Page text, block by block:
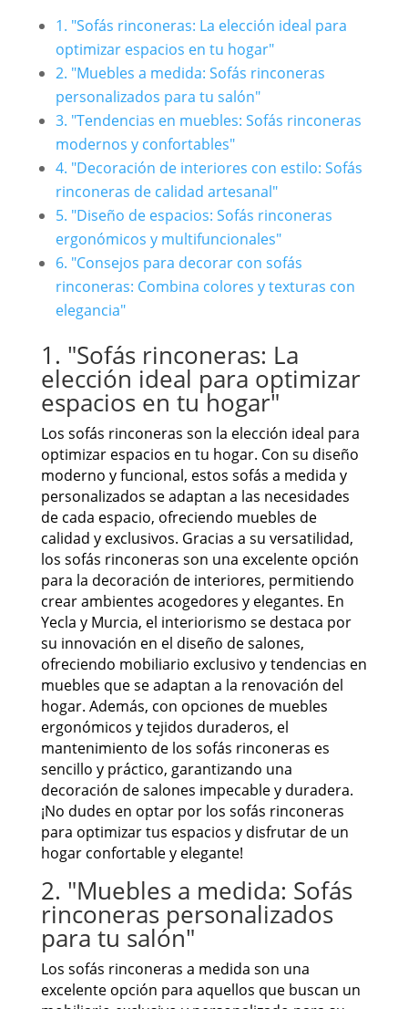
1. "Sofás rinconeras: La elección ideal para
optimizar espacios en tu hogar"
2. "Muebles a medida: Sofás rinconeras
personalizados para tu salón"
3. "Tendencias en muebles: Sofás rinconeras
modernos y confortables"
4. "Decoración de interiores con estilo: Sofás
rinconeras de calidad artesanal"
5. "Diseño de espacios: Sofás rinconeras
ergonómicos y multifuncionales"
6. "Consejos para decorar con sofás
rinconeras: Combina colores y texturas con
elegancia"
1. "Sofás rinconeras: La
elección ideal para optimizar
espacios en tu hogar"
Los sofás rinconeras son la elección ideal para
optimizar espacios en tu hogar. Con su diseño
moderno y funcional, estos sofás a medida y
personalizados se adaptan a las necesidades
de cada espacio, ofreciendo muebles de
calidad y exclusivos. Gracias a su versatilidad,
los sofás rinconeras son una excelente opción
para la decoración de interiores, permitiendo
crear ambientes acogedores y elegantes. En
Yecla y Murcia, el interiorismo se destaca por
su innovación en el diseño de salones,
ofreciendo mobiliario exclusivo y tendencias en
muebles que se adaptan a la renovación del
hogar. Además, con opciones de muebles
ergonómicos y tejidos duraderos, el
mantenimiento de los sofás rinconeras es
sencillo y práctico, garantizando una
decoración de salones impecable y duradera.
¡No dudes en optar por los sofás rinconeras
para optimizar tus espacios y disfrutar de un
hogar confortable y elegante!
2. "Muebles a medida: Sofás
rinconeras personalizados
para tu salón"
Los sofás rinconeras a medida son una
excelente opción para aquellos que buscan un